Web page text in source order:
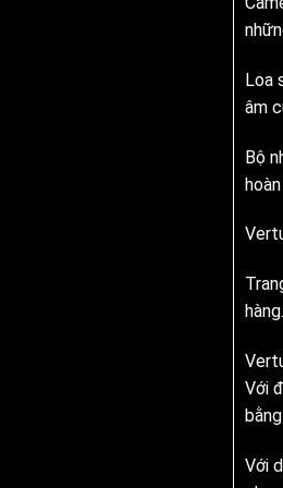
Loa
âm
Bộ
hàng.
Với
Với